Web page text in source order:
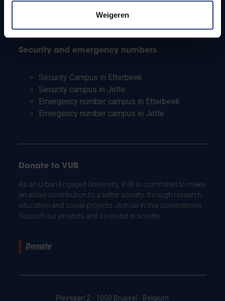
Weigeren
Working students
Security and emergency numbers
Security Campus in Etterbeek
Security campus in Jette
Emergency number campus in Etterbeek
Emergency number campus in Jette
Donate to VUB
As an Urban Engaged University, VUB is committed to make
an active contribution to a better society: through research,
education and social projects. Join us in this commitment.
Support our projects and co-invest in society.
Donate
Pleinlaan 2 - 1050 Brussel - Belgium